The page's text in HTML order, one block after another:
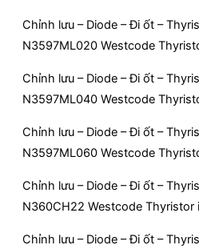
Chỉnh lưu – Diode – Đi ốt –
N3597ML020 Westcode
Chỉnh lưu – Diode – Đi ốt –
N3597ML040 Westcode
Chỉnh lưu – Diode – Đi ốt –
N3597ML060 Westcode
Chỉnh lưu – Diode – Đi ốt –
N360CH22 Westcode Thyristor
Chỉnh lưu – Diode – Đi ốt –